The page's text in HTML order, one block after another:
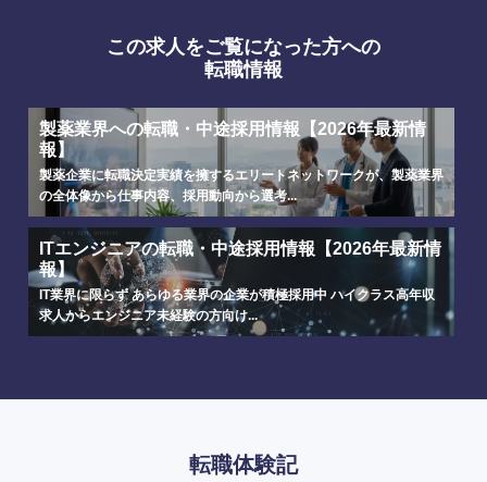
この求人をご覧になった方への
転職情報
製薬業界への転職・中途採用情報【2026年最新情
報】
製薬企業に転職決定実績を擁するエリートネットワークが、製薬業界
の全体像から仕事内容、採用動向から選考...
ITエンジニアの転職・中途採用情報【2026年最新情
報】
IT業界に限らず あらゆる業界の企業が積極採用中 ハイクラス高年収
求人からエンジニア未経験の方向け...
転職体験記